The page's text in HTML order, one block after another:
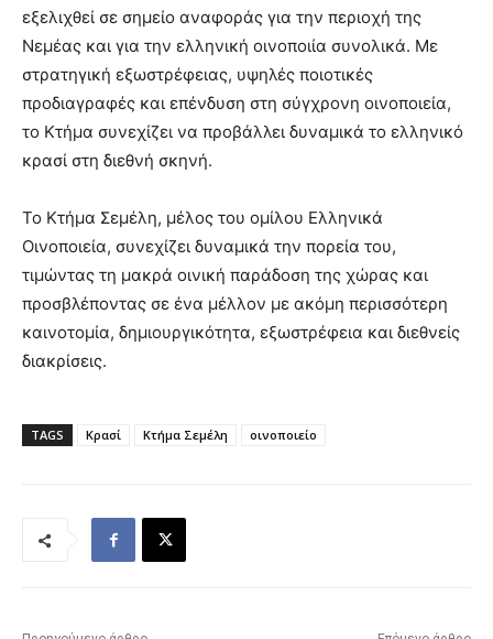
εξελιχθεί σε σημείο αναφοράς για την περιοχή της
Νεμέας και για την ελληνική οινοποιία συνολικά. Με
στρατηγική εξωστρέφειας, υψηλές ποιοτικές
προδιαγραφές και επένδυση στη σύγχρονη οινοποιεία,
το Κτήμα συνεχίζει να προβάλλει δυναμικά το ελληνικό
κρασί στη διεθνή σκηνή.
Το Κτήμα Σεμέλη, μέλος του ομίλου Ελληνικά
Οινοποιεία, συνεχίζει δυναμικά την πορεία του,
τιμώντας τη μακρά οινική παράδοση της χώρας και
προσβλέποντας σε ένα μέλλον με ακόμη περισσότερη
καινοτομία, δημιουργικότητα, εξωστρέφεια και διεθνείς
διακρίσεις.
TAGS Κρασί Κτήμα Σεμέλη οινοποιείο